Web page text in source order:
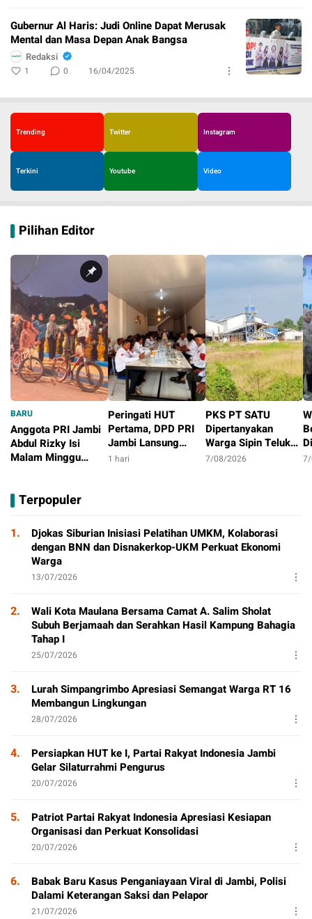
Gubernur Al Haris: Judi Online Dapat Merusak
Mental dan Masa Depan Anak Bangsa
Redaksi
1 0 16/04/2025
Trending Twitter Instagram
Terkini Youtube Video
Pilihan Editor
BARU
Anggota PRI Jambi
Abdul Rizky Isi
Malam Minggu
Aktivitas Positif
Peringati HUT
Pertama, DPD PRI
Jambi Lansung
Berbagi Dengan
1 hari
PKS PT SATU
Dipertanyakan
Warga Sipin Teluk
Duren, Jarak Dekat
7/08/2026
Terpopuler
1.
Djokas Siburian Inisiasi Pelatihan UMKM, Kolaborasi
dengan BNN dan Disnakerkop-UKM Perkuat Ekonomi
Warga
13/07/2026
2.
Wali Kota Maulana Bersama Camat A. Salim Sholat
Subuh Berjamaah dan Serahkan Hasil Kampung Bahagia
Tahap I
25/07/2026
3.
Lurah Simpangrimbo Apresiasi Semangat Warga RT 16
Membangun Lingkungan
28/07/2026
4.
Persiapkan HUT ke I, Partai Rakyat Indonesia Jambi
Gelar Silaturrahmi Pengurus
20/07/2026
5.
Patriot Partai Rakyat Indonesia Apresiasi Kesiapan
Organisasi dan Perkuat Konsolidasi
20/07/2026
6.
Babak Baru Kasus Penganiayaan Viral di Jambi, Polisi
Dalami Keterangan Saksi dan Pelapor
21/07/2026